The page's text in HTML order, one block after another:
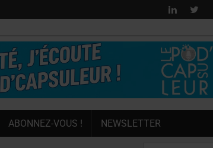
ABONNEZ-VOUS ! NEWSLETTER